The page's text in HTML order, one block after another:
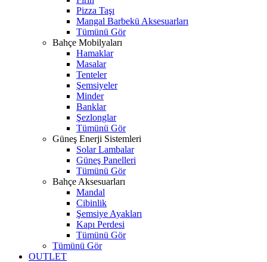
Pizza Taşı
Mangal Barbekü Aksesuarları
Tümünü Gör
Bahçe Mobilyaları
Hamaklar
Masalar
Tenteler
Şemsiyeler
Minder
Banklar
Şezlonglar
Tümünü Gör
Güneş Enerji Sistemleri
Solar Lambalar
Güneş Panelleri
Tümünü Gör
Bahçe Aksesuarları
Mandal
Cibinlik
Şemsiye Ayakları
Kapı Perdesi
Tümünü Gör
Tümünü Gör
OUTLET